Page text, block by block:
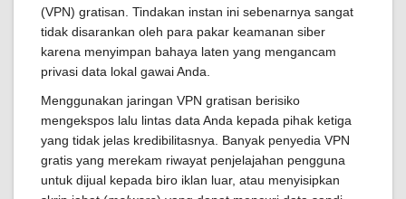
(VPN) gratisan. Tindakan instan ini sebenarnya sangat
tidak disarankan oleh para pakar keamanan siber
karena menyimpan bahaya laten yang mengancam
privasi data lokal gawai Anda.
Menggunakan jaringan VPN gratisan berisiko
mengekspos lalu lintas data Anda kepada pihak ketiga
yang tidak jelas kredibilitasnya. Banyak penyedia VPN
gratis yang merekam riwayat penjelajahan pengguna
untuk dijual kepada biro iklan luar, atau menyisipkan